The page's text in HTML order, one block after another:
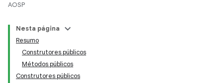
AOSP
Nesta página
Resumo
Construtores públicos
Métodos públicos
Construtores públicos